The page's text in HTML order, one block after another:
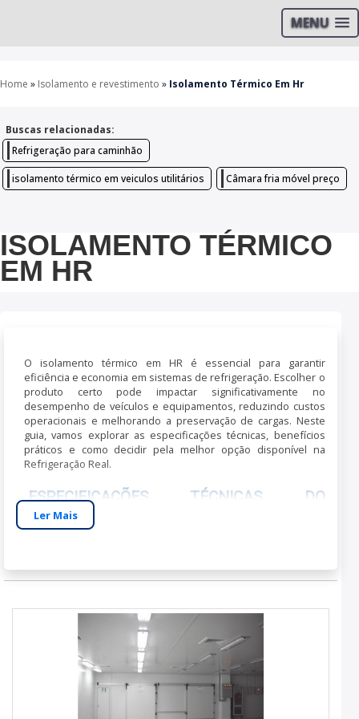
MENU
Home » Isolamento e revestimento » Isolamento Térmico Em Hr
Buscas relacionadas:
Refrigeração para caminhão
isolamento térmico em veiculos utilitários Câmara fria móvel preço
ISOLAMENTO TÉRMICO
EM HR
O isolamento térmico em HR é essencial para garantir
eficiência e economia em sistemas de refrigeração. Escolher o
produto certo pode impactar significativamente no
desempenho de veículos e equipamentos, reduzindo custos
operacionais e melhorando a preservação de cargas. Neste
guia, vamos explorar as especificações técnicas, benefícios
práticos e como decidir pela melhor opção disponível na
Refrigeração Real.
ESPECIFICAÇÕES TÉCNICAS DO
ISOLAMENTO TÉRMICO EM HR
poliestireno expandido, conhecidos por suas excelentes
propriedades isolantes.
Dimensões:
Variadas conforme necessidade
específica
Ler Mais